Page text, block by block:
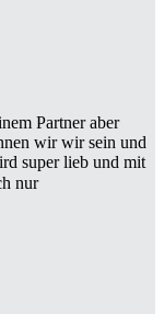
Partner aber
wir wir sein und
super lieb und mit
nur